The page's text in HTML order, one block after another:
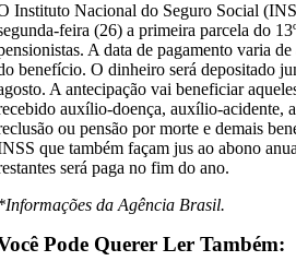
Instituto Nacional do Seguro Social
feira (26) a primeira parcela do
A data de pagamento varia
benefício. O dinheiro será depositado
A antecipação vai beneficiar
auxílio-doença, auxílio-acidente,
ou pensão por morte e demais
que também façam jus ao abono
será paga no fim do ano.
da Agência Brasil.
Pode Querer Ler Também: